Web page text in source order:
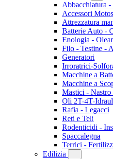
Abbacchiatura -
Accessori
Attrezzatura
Batterie Auto -
Enologia -
Filo - Testine -
Generatori
Irroratrici-
Macchine a
Macchine a
Mastici - Nastro
Oli 2T-4T-
Rafia - Legacci
Reti e Teli
Rodenticidi -
Spaccalegna
Terrici -
Edilizia